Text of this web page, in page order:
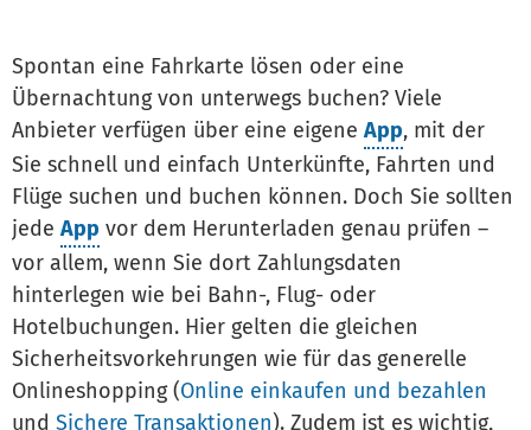
Spontan eine Fahrkarte lösen oder eine
Übernachtung von unterwegs buchen? Viele
Anbieter verfügen über eine eigene App, mit der
Sie schnell und einfach Unterkünfte, Fahrten und
Flüge suchen und buchen können. Doch Sie sollten
jede App vor dem Herunterladen genau prüfen –
vor allem, wenn Sie dort Zahlungsdaten
hinterlegen wie bei Bahn-, Flug- oder
Hotelbuchungen. Hier gelten die gleichen
Sicherheitsvorkehrungen wie für das generelle
Onlineshopping (Online einkaufen und bezahlen
und Sichere Transaktionen). Zudem ist es wichtig,